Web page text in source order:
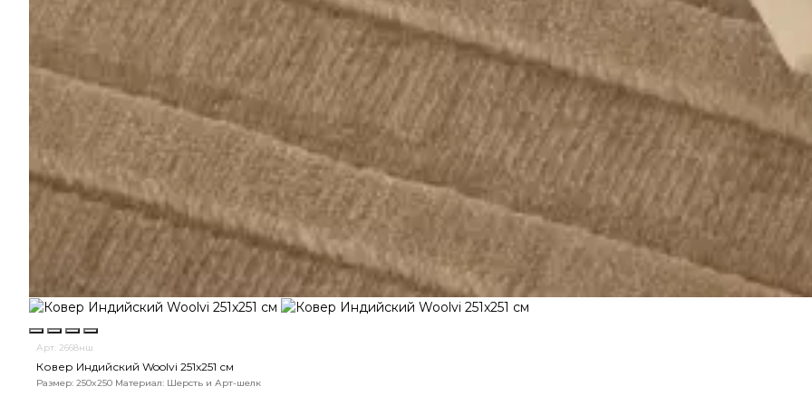
Арт. 2668нш
Ковер Индийский Woolvi 251x251 см
Размер: 250x250 Материал: Шерсть и Арт-шелк